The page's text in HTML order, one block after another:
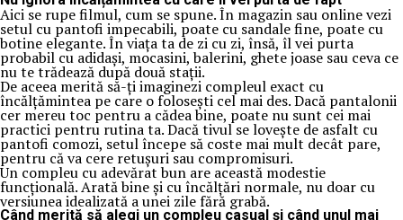
Aici se rupe filmul, cum se spune. În magazin sau online vezi
setul cu pantofi impecabili, poate cu sandale fine, poate cu
botine elegante. În viața ta de zi cu zi, însă, îl vei purta
probabil cu adidași, mocasini, balerini, ghete joase sau ceva ce
nu te trădează după două stații.
De aceea merită să-ți imaginezi compleul exact cu
încălțămintea pe care o folosești cel mai des. Dacă pantalonii
cer mereu toc pentru a cădea bine, poate nu sunt cei mai
practici pentru rutina ta. Dacă tivul se lovește de asfalt cu
pantofi comozi, setul începe să coste mai mult decât pare,
pentru că va cere retușuri sau compromisuri.
Un compleu cu adevărat bun are această modestie
funcțională. Arată bine și cu încălțări normale, nu doar cu
versiunea idealizată a unei zile fără grabă.
Când merită să alegi un compleu casual și când unul mai